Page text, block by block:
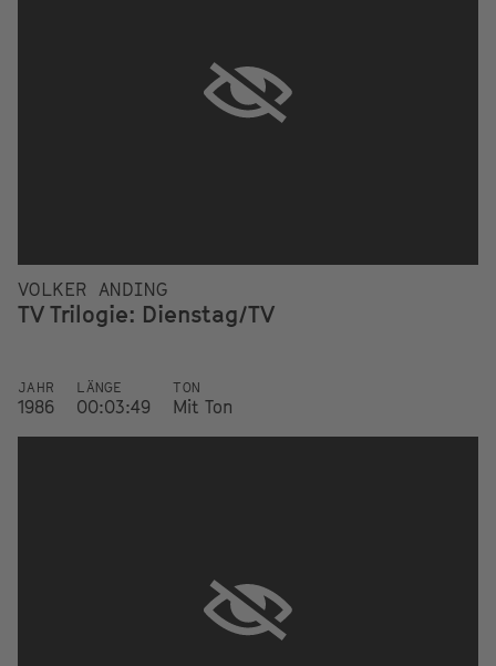
VOLKER ANDING
TV Trilogie: Dienstag/TV
JAHR
1986
LÄNGE
00:03:49
TON
Mit Ton